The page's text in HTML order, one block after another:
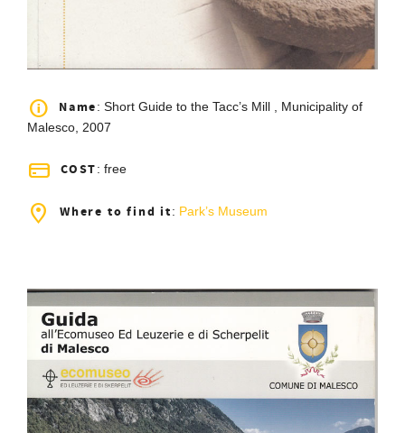
Name: Short Guide to the Tacc’s Mill , Municipality of
Malesco, 2007
COST: free
Where to find it: Park’s Museum